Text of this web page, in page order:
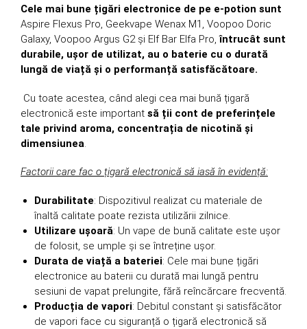
Cele mai bune țigări electronice de pe e-potion sunt
Aspire Flexus Pro, Geekvape Wenax M1, Voopoo Doric
Galaxy, Voopoo Argus G2 și Elf Bar Elfa Pro,întrucât sunt
durabile, ușor de utilizat, au o baterie cu o durată
lungă de viață și o performanță satisfăcătoare.
Cu toate acestea, când alegi cea mai bună țigară
electronică este important să ții cont de preferințele
tale privind aroma, concentrația de nicotină și
dimensiunea.
Factorii care fac o țigară electronică să iasă în evidență:
Durabilitate: Dispozitivul realizat cu materiale de
înaltă calitate poate rezista utilizării zilnice.
Utilizare ușoară: Un vape de bună calitate este ușor
de folosit, se umple și se întreține ușor.
Durata de viață a bateriei: Cele mai bune țigări
electronice au baterii cu durată mai lungă pentru
sesiuni de vapat prelungite, fără reîncărcare frecventă.
Producția de vapori: Debitul constant și satisfăcător
de vapori face cu siguranță o țigară electronică să